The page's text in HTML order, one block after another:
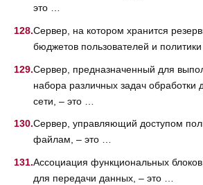
это …
Сервер, на котором хранится
бюджетов пользователей и
Сервер, предназначенный для
набора различных задач обработки
сети, – это …
Сервер, управляющий доступом
файлам, – это …
Ассоциация функциональных
для передачи данных, – это …